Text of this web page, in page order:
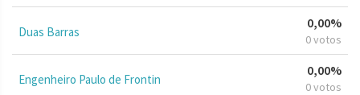
Duas Barras
0,00%
0 votos
Engenheiro Paulo de Frontin
0,00%
0 votos